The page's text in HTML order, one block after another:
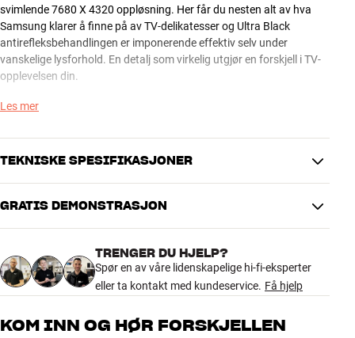
svimlende 7680 X 4320 oppløsning. Her får du nesten alt av hva
Samsung klarer å finne på av TV-delikatesser og Ultra Black
antirefleksbehandlingen er imponerende effektiv selv under
vanskelige lysforhold. En detalj som virkelig utgjør en forskjell i TV-
opplevelsen din.
I Q800T-serien er bakbelysningen løst med Full Backlight, der LED-
kantene som på mange billigere TV-er. I kombinasjon med den
raffinerte Ultimate 8K Dimming-funksjonen gir dette et sortnivå som
Større lydopplevelser med eARC
tilkoblet HDMI-kabel kan overføre ukomprimert surroundlyd, inkl.
Dolby Atmos, til anlegget ditt eller en kompatibel lydplanke. Du får
også mulighet til å stemmestyre TV-en via de innebygde
/ Amazon Alexa).
Les mer
TEKNISKE SPESIFIKASJONER
Bluetooth-utgang, Airplay 2
Bilde inngang
HDMI
Høyde med fot (cm) 114,4
GRATIS DEMONSTRASJON
TRENGER DU HJELP?
Spør en av våre lidenskapelige hi-fi-eksperter
eller ta kontakt med kundeservice. Få hjelp
KOM INN OG HØR FORSKJELLEN